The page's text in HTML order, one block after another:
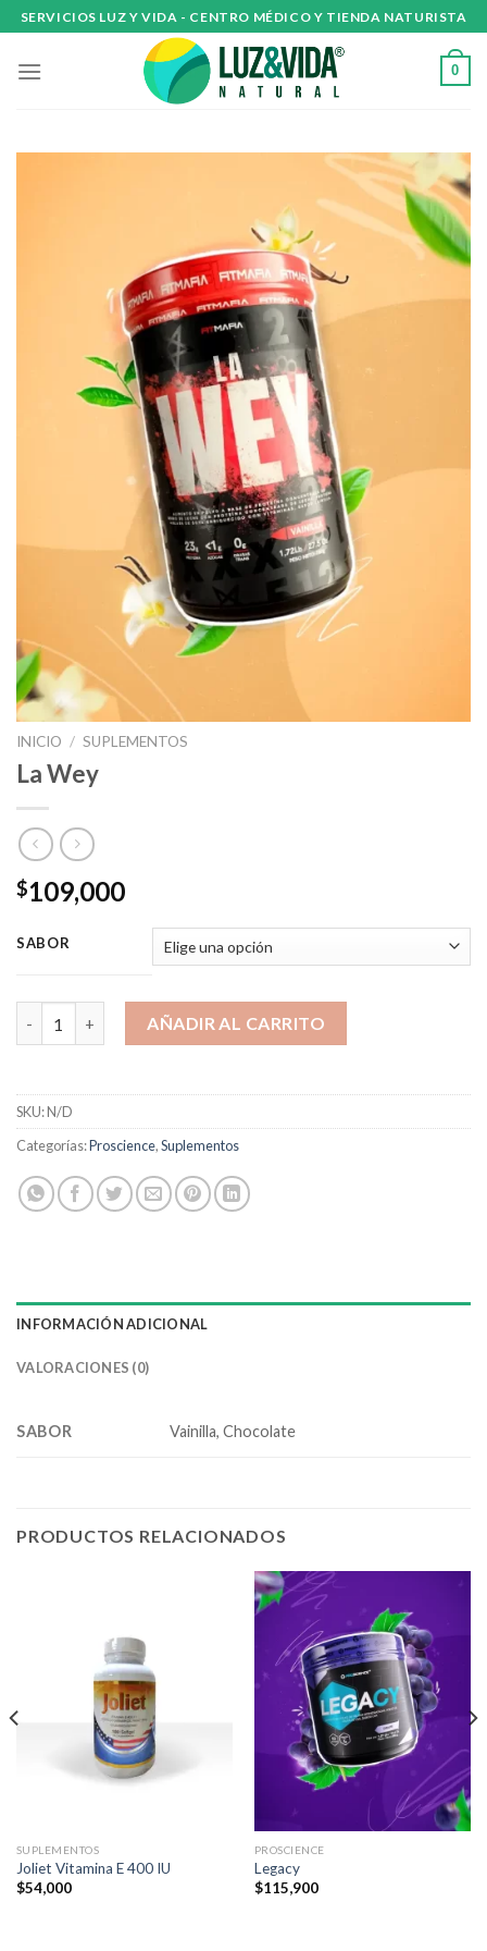
Skip
to
content
SERVICIOS LUZ Y VIDA - CENTRO MÉDICO Y TIENDA NATURISTA
0
INICIO / SUPLEMENTOS
La Wey
$109,000
SABOR
AÑADIR AL CARRITO
SKU:N/D
Categorías:Proscience,Suplementos
INFORMACIÓN ADICIONAL
VALORACIONES (0)
SABOR Vainilla, Chocolate
PRODUCTOS RELACIONADOS
SUPLEMENTOS
Joliet Vitamina E 400 IU
$54,000
PROSCIENCE
Legacy
$115,900